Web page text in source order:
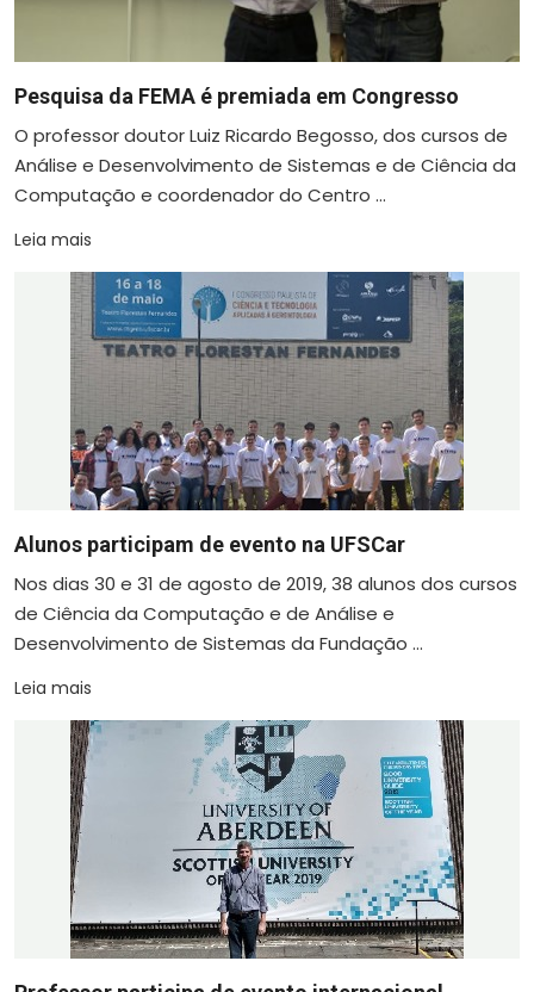
Pesquisa da FEMA é premiada em Congresso
O professor doutor Luiz Ricardo Begosso, dos cursos de
Análise e Desenvolvimento de Sistemas e de Ciência da
Computação e coordenador do Centro ...
Leia mais
Alunos participam de evento na UFSCar
Nos dias 30 e 31 de agosto de 2019, 38 alunos dos cursos
de Ciência da Computação e de Análise e
Desenvolvimento de Sistemas da Fundação ...
Leia mais